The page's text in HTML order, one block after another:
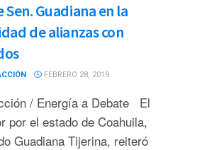
Sen. Guadiana en la
de alianzas con
FEBRERO 28, 2019
/ Energía a Debate El
por el estado de Coahuila,
Guadiana Tijerina, reiteró